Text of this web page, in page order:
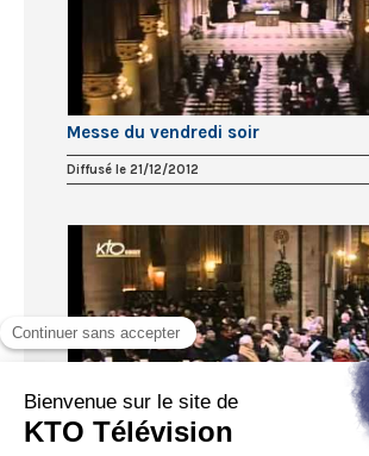
Messe du vendredi soir
Diffusé le 21/12/2012